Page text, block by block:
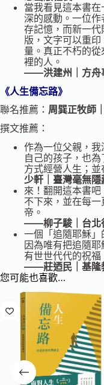
當我看見這本書
深的感動。一位
存記憶，而新一
版，文字可以重
量。真正不朽的
裡的人。
——洪建州｜方舟
《人生備忘路》
聯名推薦： 周巽正牧師
撰文推薦：
作為一位父親，
自己的孩子，也
方式經營人生；並
少軒｜臺灣毫無隱
來！翻開這本書
不下來，並在每
帝。
——柳子駿｜台北
一個「追隨耶穌」
因為唯有把追隨
有世世代代的祝福
——莊迺民｜基隆
您可能也喜歡…